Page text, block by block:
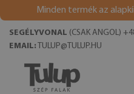
Minden termék az
SEGÉLYVONAL (CSAK ANGOL)
EMAIL: TULUP@TULUP.HU